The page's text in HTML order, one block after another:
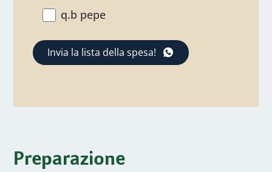
q.b pepe
Invia la lista della spesa!
Preparazione